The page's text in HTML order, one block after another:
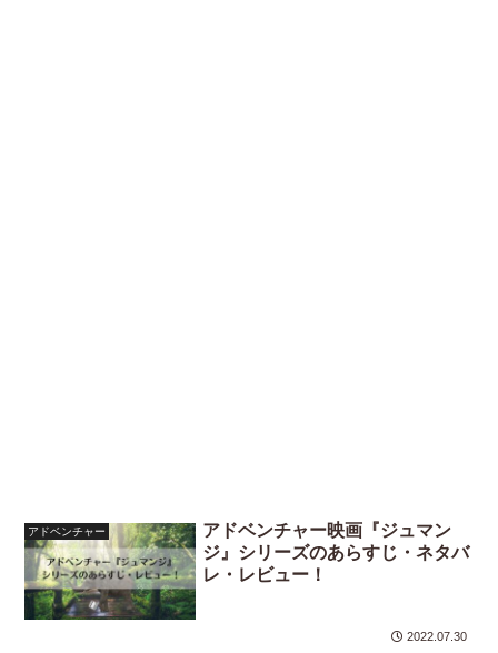
アドベンチャー
アドベンチャー映画『ジュマン
ジ』シリーズのあらすじ・ネタバ
レ・レビュー！
2022.07.30